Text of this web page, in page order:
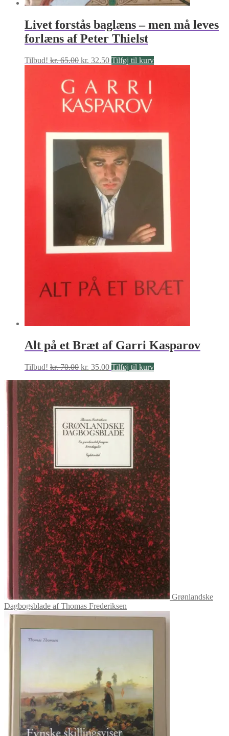
Livet forstås baglæns – men må leves
forlæns af Peter Thielst
Tilbud! kr.65.00 Den
pris
var:
kr. 65.00.
kr. 32.50Den
pris
er:
kr. 32.50.
Tilføj til kurv
Alt på et Bræt af Garri Kasparov
Tilbud! kr.70.00 Den
pris
var:
kr. 70.00.
kr. 35.00Den
pris
er:
kr. 35.00.
Tilføj til kurv
Grønlandske
Dagbogsblade af Thomas Frederiksen